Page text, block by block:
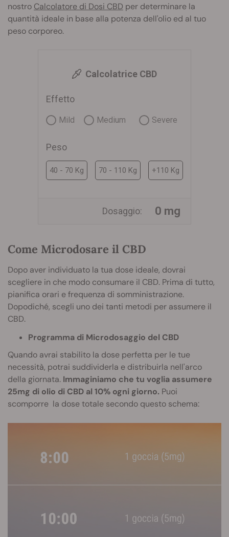
nostro Calcolatore di Dosi CBD per determinare la
quantità ideale in base alla potenza dell'olio ed al tuo
peso corporeo.
Calcolatrice CBD
Effetto
Mild Medium Severe
Peso
40 - 70 Kg 70 - 110 Kg +110 Kg
Dosaggio: 0 mg
Come Microdosare il CBD
Dopo aver individuato la tua dose ideale, dovrai
scegliere in che modo consumare il CBD. Prima di tutto,
pianifica orari e frequenza di somministrazione.
Dopodiché, scegli uno dei tanti metodi per assumere il
CBD.
Programma di Microdosaggio del CBD
Quando avrai stabilito la dose perfetta per le tue
necessità, potrai suddividerla e distribuirla nell'arco
della giornata. Immaginiamo che tu voglia assumere
25mg di olio di CBD al 10% ogni giorno. Puoi
scomporre la dose totale secondo questo schema: